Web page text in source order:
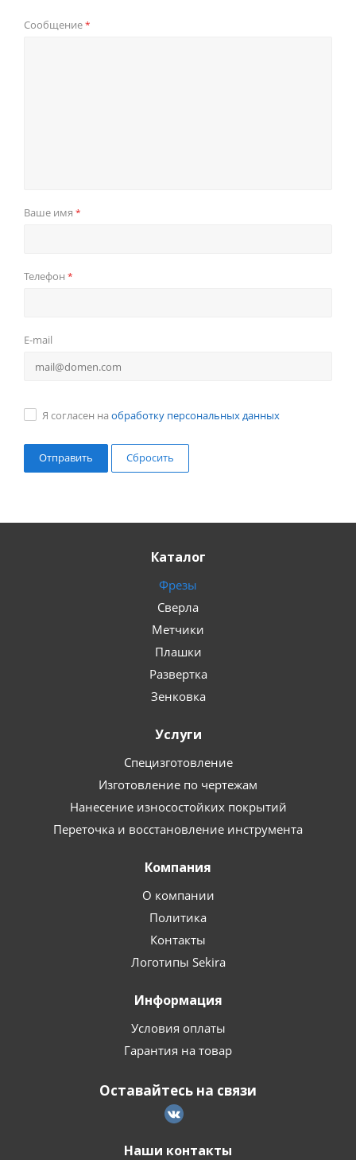
Сообщение*
Ваше имя *
Телефон *
E-mail
Я согласен на обработку персональных данных
Сбросить
Каталог
Фрезы
Сверла
Метчики
Плашки
Развертка
Зенковка
Услуги
Специзготовление
Изготовление по чертежам
Нанесение износостойких покрытий
Переточка и восстановление инструмента
Компания
О компании
Политика
Контакты
Логотипы Sekira
Информация
Условия оплаты
Гарантия на товар
Оставайтесь на связи
Наши контакты